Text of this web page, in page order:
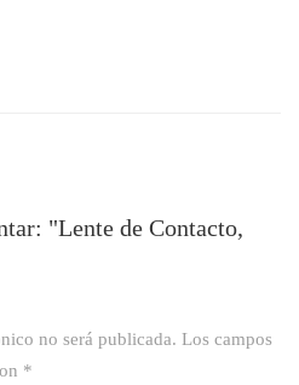
"Lente de Contacto,
no será publicada. Los campos
*